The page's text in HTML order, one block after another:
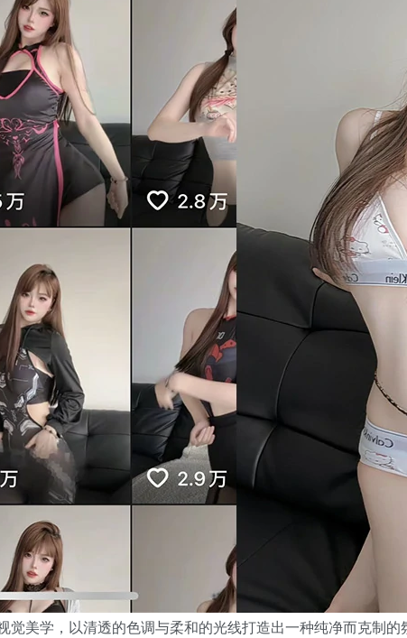
美学，以清透的色调与柔和的光线打造出一种纯净而克制的